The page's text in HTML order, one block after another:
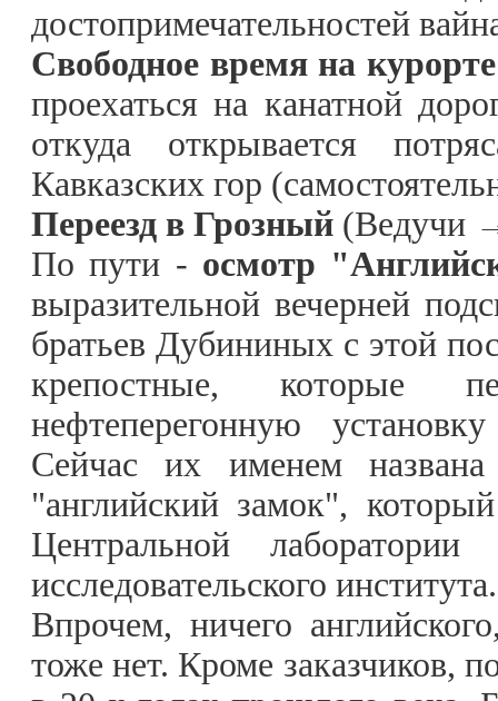
достопримечательностей
Свободное время на
проехаться на канатной
откуда открывается
Кавказских гор
Переезд в Грозный (Ведучи
По пути - осмотр
выразительной вечерней
братьев Дубининых с этой
крепостные, которые
нефтеперегонную
Сейчас их именем
"английский замок",
Центральной лаборатории
исследовательского института.
Впрочем, ничего
тоже нет. Кроме заказчиков,